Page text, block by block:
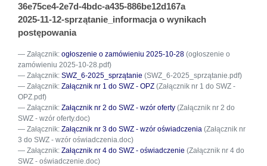
36e75ce4-2e7d-4bdc-a435-886be12d167a
2025-11-12-sprzątanie_informacja o wynikach
postępowania
Załącznik: ogłoszenie o zamówieniu 2025-10-28 (ogłoszenie o
zamówieniu 2025-10-28.pdf)
Załącznik: SWZ_6-2025_sprzątanie (SWZ_6-2025_sprzątanie.pdf)
Załącznik: Załącznik nr 1 do SWZ - OPZ (Załącznik nr 1 do SWZ -
OPZ.pdf)
Załącznik: Załącznik nr 2 do SWZ - wzór oferty (Załącznik nr 2 do
SWZ - wzór oferty.doc)
Załącznik: Załącznik nr 3 do SWZ - wzór oświadczenia (Załącznik nr
3 do SWZ - wzór oświadczenia.doc)
Załącznik: Załącznik nr 4 do SWZ - oświadczenie (Załącznik nr 4 do
SWZ - oświadczenie.doc)